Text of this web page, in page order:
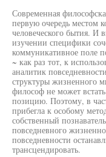
Современная
первую очередь местом
человеческого бытия. И
изучении специфики
коммуникативное поле
~ как раз тот, к
аналитик
структуры жизненного
философ не может
позицию. Поэтому, в
прибегла к особому
собственный
повседневного
повседневности
трансцендировать.